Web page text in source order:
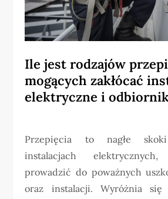
Ile jest rodzajów
mogących zakłócać
elektryczne i
Przepięcia to nagłe
instalacjach
prowadzić do poważnych
oraz instalacji. Wyróżnia się